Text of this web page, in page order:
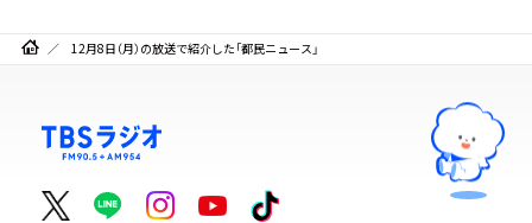
12月8日（月）の放送で紹介した「都民ニュース」